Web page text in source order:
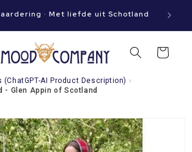
· Met liefde uit Schotland
Winkelwagen
(ChatGPT-AI Product Description) ›
- Glen Appin of Scotland